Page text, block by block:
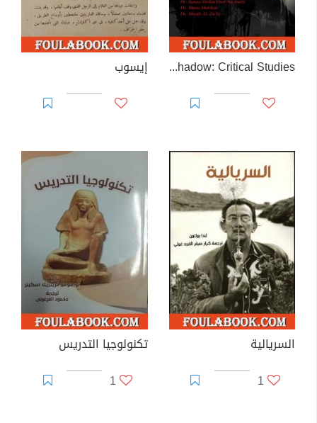
Vision and Shadow: Critical Studies إيسوب
السريالية
1
تكنولوجيا التدريس
1